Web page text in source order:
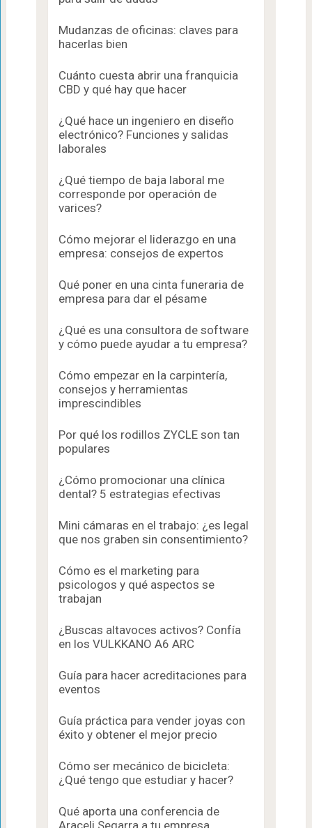
Mudanzas de oficinas: claves para
hacerlas bien
Cuánto cuesta abrir una franquicia
CBD y qué hay que hacer
¿Qué hace un ingeniero en diseño
electrónico? Funciones y salidas
laborales
¿Qué tiempo de baja laboral me
corresponde por operación de
varices?
Cómo mejorar el liderazgo en una
empresa: consejos de expertos
Qué poner en una cinta funeraria de
empresa para dar el pésame
¿Qué es una consultora de software
y cómo puede ayudar a tu empresa?
Cómo empezar en la carpintería,
consejos y herramientas
imprescindibles
Por qué los rodillos ZYCLE son tan
populares
¿Cómo promocionar una clínica
dental? 5 estrategias efectivas
Mini cámaras en el trabajo: ¿es legal
que nos graben sin consentimiento?
Cómo es el marketing para
psicologos​ y qué aspectos se
trabajan
¿Buscas altavoces activos? Confía
en los VULKKANO A6 ARC
Guía para hacer acreditaciones para
eventos
Guía práctica para vender joyas con
éxito y obtener el mejor precio
Cómo ser mecánico de bicicleta:
¿Qué tengo que estudiar y hacer?
Qué aporta una conferencia de